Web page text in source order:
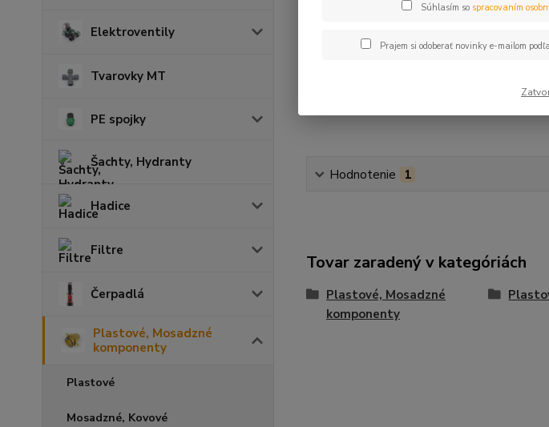
Elektroventily
Tvarovky MT
PE spojky
Šachty, Hydranty
Hadice
Filtre
Čerpadlá
Plastové, Mosadzné
komponenty
Plastové
Mosadzné, Kovové
Hodnotenie 1
Tovar zaradený v kategóriách
Plastové, Mosadzné
komponenty
Súhlasím so spracovaním
Prajem si odoberať novinky e-mailom podľa